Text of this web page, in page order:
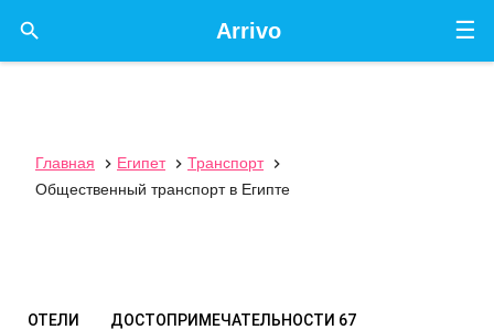
☰
Arrivo

Главная  Египет  Транспорт

Общественный транспорт в Египте
ОТЕЛИ ДОСТОПРИМЕЧАТЕЛЬНОСТИ 67